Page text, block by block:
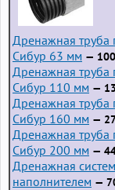
Дренажная труба
Сибур 63 мм —
Дренажная труба
Сибур 110 мм —
Дренажная труба
Сибур 160 мм —
Дренажная труба
Сибур 200 мм —
Дренажная
наполнителем —